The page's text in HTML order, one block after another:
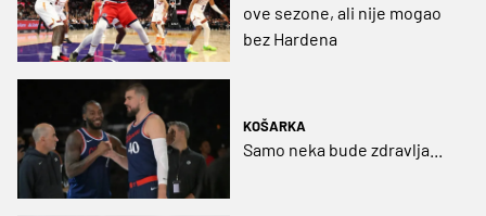
ove sezone, ali nije mogao
bez Hardena
KOŠARKA
Samo neka bude zdravlja...